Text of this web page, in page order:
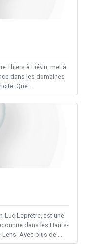
Thiers à Liévin, met à
dans les domaines
Que...
Luc Leprêtre, est une
dans les Hauts-
Avec plus de ...